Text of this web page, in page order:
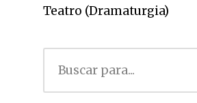
Teatro (Dramaturgia)